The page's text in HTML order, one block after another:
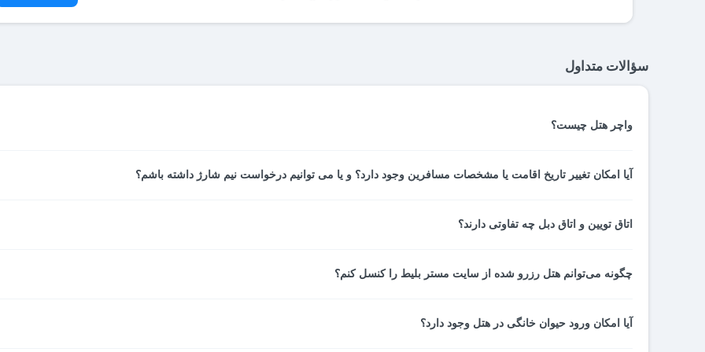
سؤالات متداول
واچر هتل چیست؟
هتل، به پذیرشگر هتل تحویل می دهید. اطلاعات کامل رزرو انجام شده مانند مشخصات اتاق، تاریخ، مدت اقامت، خدمات هتل، نام
آیا امکان تغییر تاریخ اقامت یا مشخصات مسافرین وجود دارد؟ و یا می توانیم درخواست نیم شارژ داشته باشم؟
پشتیبانی مستر بلیط تماس بگیرید.
اتاق تویین و اتاق دبل چه تفاوتی دارند؟
چگونه می‌توانم هتل رزرو شده از سایت مستر بلیط را کنسل کنم؟
آیا امکان ورود حیوان خانگی در هتل وجود دارد؟